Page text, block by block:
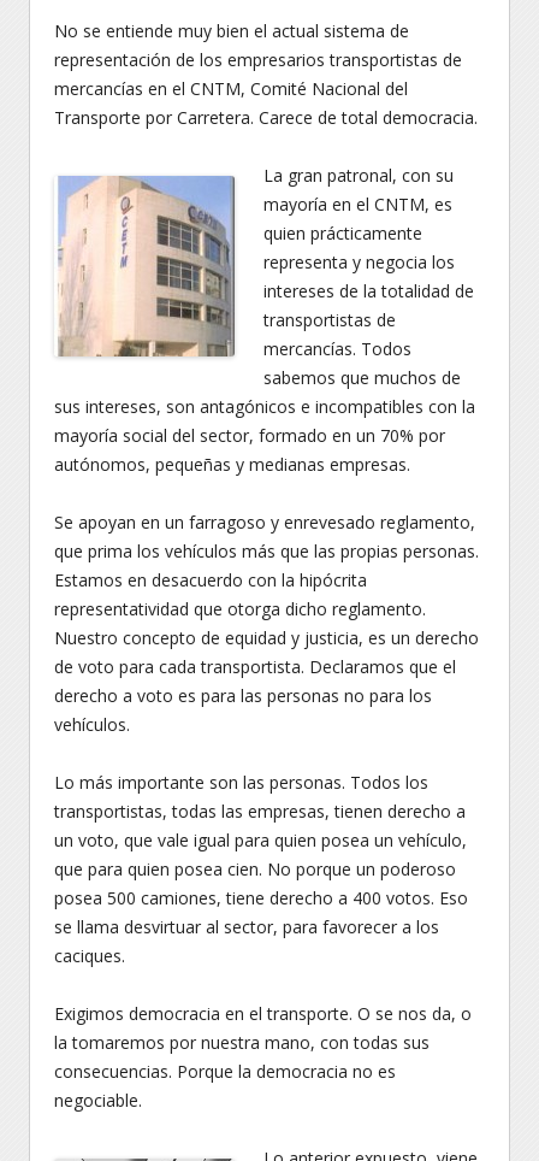
No se entiende muy bien el actual sistema de
representación de los empresarios transportistas de
mercancías en el CNTM, Comité Nacional del
Transporte por Carretera. Carece de total democracia.
La gran patronal, con su
mayoría en el CNTM, es
quien prácticamente
representa y negocia los
intereses de la totalidad de
transportistas de
mercancías. Todos
sabemos que muchos de
sus intereses, son antagónicos e incompatibles con la
mayoría social del sector, formado en un 70% por
autónomos, pequeñas y medianas empresas.
Se apoyan en un farragoso y enrevesado reglamento,
que prima los vehículos más que las propias personas.
Estamos en desacuerdo con la hipócrita
representatividad que otorga dicho reglamento.
Nuestro concepto de equidad y justicia, es un derecho
de voto para cada transportista. Declaramos que el
derecho a voto es para las personas no para los
vehículos.
Lo más importante son las personas. Todos los
transportistas, todas las empresas, tienen derecho a
un voto, que vale igual para quien posea un vehículo,
que para quien posea cien. No porque un poderoso
posea 500 camiones, tiene derecho a 400 votos. Eso
se llama desvirtuar al sector, para favorecer a los
caciques.
Exigimos democracia en el transporte. O se nos da, o
la tomaremos por nuestra mano, con todas sus
consecuencias. Porque la democracia no es
negociable.